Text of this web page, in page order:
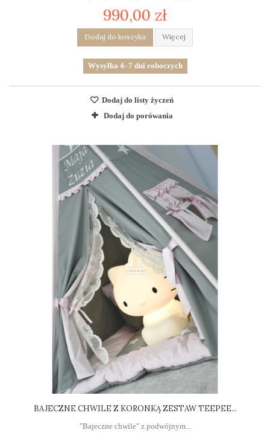
990,00 zł
Dodaj do koszyka Więcej
Wysyłka 4- 7 dni roboczych
Dodaj do listy życzeń
Dodaj do porówania
BAJECZNE CHWILE Z KORONKĄ ZESTAW TEEPEE...
"Bajeczne chwile" z podwójnym...